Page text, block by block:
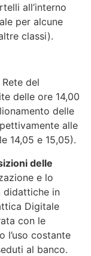
all’interno
per alcune
classi).
del
delle ore 14,00
delle
alle
14,05 e 15,05).
delle
e lo
didattiche in
Digitale
con le
l’uso costante
al banco.